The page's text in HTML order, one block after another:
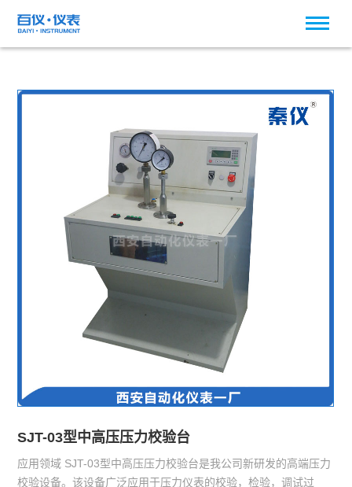
SJT-03型中高压压力校验台
应用领域 SJT-03型中高压压力校验台是我公司新研发的高端压力
校验设备。该设备广泛应用于压力仪表的校验，检验，调试过